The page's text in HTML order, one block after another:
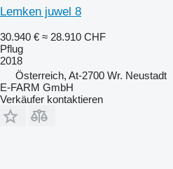
Lemken juwel 8
30.940 € ≈ 28.910 CHF
Pflug
2018
Österreich, At-2700 Wr. Neustadt
E-FARM GmbH
Verkäufer kontaktieren